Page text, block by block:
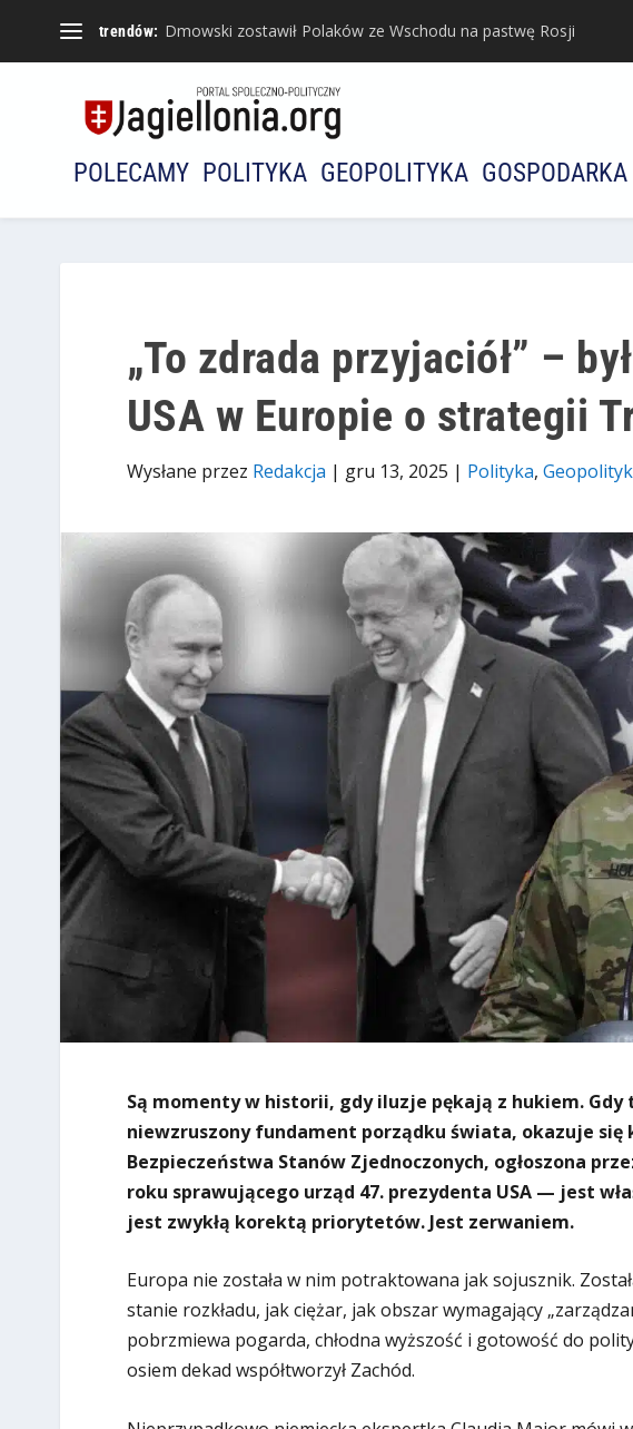
trendów: Dmowski zostawił Polaków ze Wschodu na pastwę Rosji
POLECAMY POLITYKA GEOPOLITYKA GOSPODARKA
„To zdrada przyjaciół” –
USA w Europie o strategii
Wysłane przez Redakcja | gru 13, 2025 | Polityka,
Są momenty w historii, gdy iluzje pękają z hukiem. Gdy
niewzruszony fundament porządku świata, okazuje
Bezpieczeństwa Stanów Zjednoczonych, ogłoszona
roku sprawującego urząd 47. prezydenta USA — jest
jest zwykłą korektą priorytetów. Jest zerwaniem.
Europa nie została w nim potraktowana jak sojusznik.
stanie rozkładu, jak ciężar, jak obszar wymagający
pobrzmiewa pogarda, chłodna wyższość i gotowość do
osiem dekad współtworzył Zachód.